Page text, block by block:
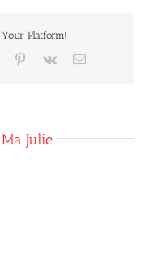
Platform!
Tumblr Pinterest
Vk Courriel
Julie